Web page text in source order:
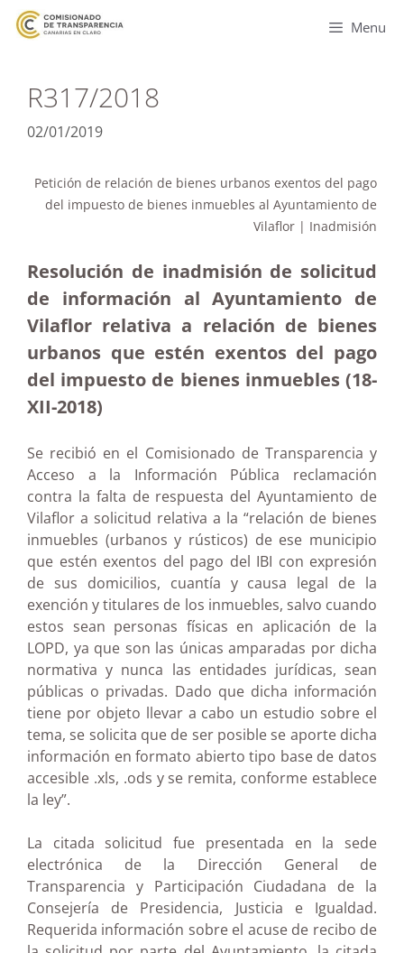
Menu
R317/2018
02/01/2019
Petición de relación de bienes urbanos exentos del pago
del impuesto de bienes inmuebles al Ayuntamiento de
Vilaflor | Inadmisión
Resolución de inadmisión de solicitud
de información al Ayuntamiento de
Vilaflor relativa a relación de bienes
urbanos que estén exentos del pago
del impuesto de bienes inmuebles (18-
XII-2018)
Se recibió en el Comisionado de Transparencia y
Acceso a la Información Pública reclamación
contra la falta de respuesta del Ayuntamiento de
Vilaflor a solicitud relativa a la “relación de bienes
inmuebles (urbanos y rústicos) de ese municipio
que estén exentos del pago del IBI con expresión
de sus domicilios, cuantía y causa legal de la
exención y titulares de los inmuebles, salvo cuando
estos sean personas físicas en aplicación de la
LOPD, ya que son las únicas amparadas por dicha
normativa y nunca las entidades jurídicas, sean
públicas o privadas. Dado que dicha información
tiene por objeto llevar a cabo un estudio sobre el
tema, se solicita que de ser posible se aporte dicha
información en formato abierto tipo base de datos
accesible .xls, .ods y se remita, conforme establece
la ley”.
La citada solicitud fue presentada en la sede
electrónica de la Dirección General de
Transparencia y Participación Ciudadana de la
Consejería de Presidencia, Justicia e Igualdad.
Requerida información sobre el acuse de recibo de